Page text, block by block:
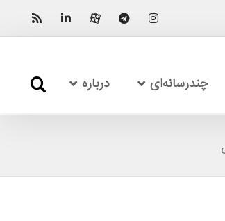
چندرسانه‌ای درباره